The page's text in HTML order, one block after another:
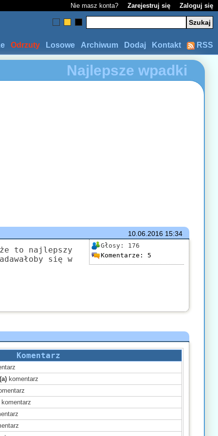
Nie masz konta? Zarejestruj się Zaloguj się
RSS
Kontakt
Dodaj
Archiwum
Losowe
Odrzuty
Najlepsze wpadki
10.06.201615:34
Głosy: 176
Komentarze: 5
to najlepszy
się w
Komentarz
komentarz
komentarz